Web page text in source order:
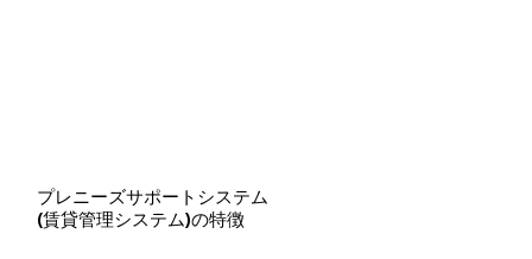
プレニーズサポートシステム
(賃貸管理システム)の特徴